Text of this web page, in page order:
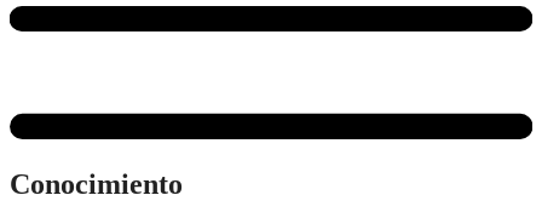
Conocimiento